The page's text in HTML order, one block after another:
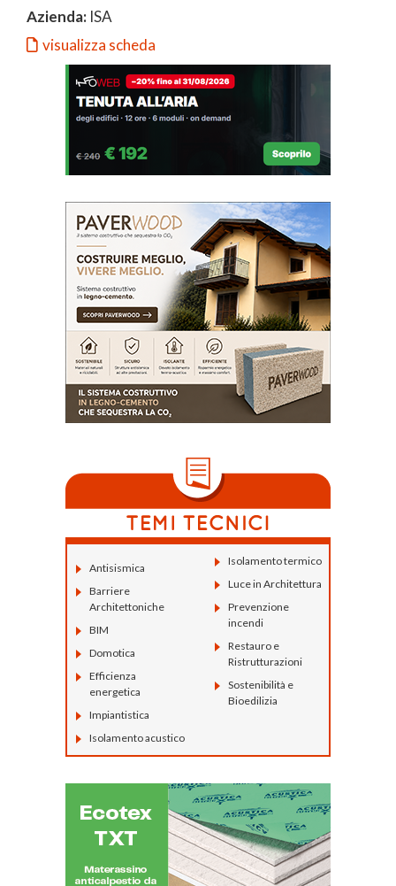
Azienda: ISA
visualizza scheda
Antisismica
Barriere
Architettoniche
BIM
Domotica
Efficienza
energetica
Impiantistica
Isolamento acustico
Isolamento termico
Luce in Architettura
Prevenzione
incendi
Restauro e
Ristrutturazioni
Sostenibilità e
Bioedilizia